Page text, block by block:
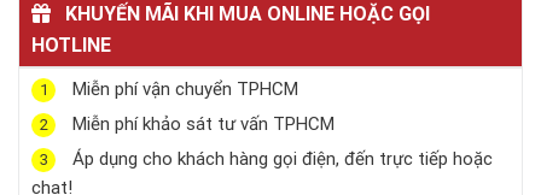
KHUYẾN MÃI KHI MUA ONLINE HOẶC GỌI
HOTLINE
1 Miễn phí vận chuyển TPHCM
2 Miễn phí khảo sát tư vấn TPHCM
3
Áp dụng cho khách hàng gọi điện, đến trực tiếp hoặc
chat!